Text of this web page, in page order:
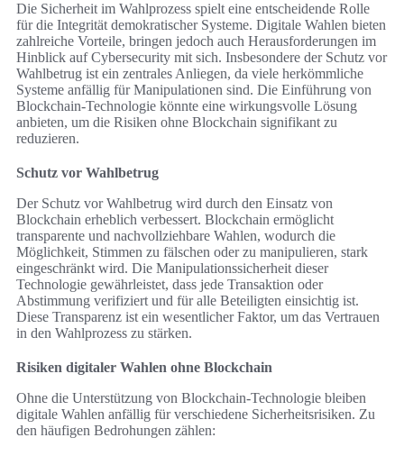
Die Sicherheit im Wahlprozess spielt eine entscheidende Rolle
für die Integrität demokratischer Systeme. Digitale Wahlen bieten
zahlreiche Vorteile, bringen jedoch auch Herausforderungen im
Hinblick auf Cybersecurity mit sich. Insbesondere der Schutz vor
Wahlbetrug ist ein zentrales Anliegen, da viele herkömmliche
Systeme anfällig für Manipulationen sind. Die Einführung von
Blockchain-Technologie könnte eine wirkungsvolle Lösung
anbieten, um die Risiken ohne Blockchain signifikant zu
reduzieren.
Schutz vor Wahlbetrug
Der Schutz vor Wahlbetrug wird durch den Einsatz von
Blockchain erheblich verbessert. Blockchain ermöglicht
transparente und nachvollziehbare Wahlen, wodurch die
Möglichkeit, Stimmen zu fälschen oder zu manipulieren, stark
eingeschränkt wird. Die Manipulationssicherheit dieser
Technologie gewährleistet, dass jede Transaktion oder
Abstimmung verifiziert und für alle Beteiligten einsichtig ist.
Diese Transparenz ist ein wesentlicher Faktor, um das Vertrauen
in den Wahlprozess zu stärken.
Risiken digitaler Wahlen ohne Blockchain
Ohne die Unterstützung von Blockchain-Technologie bleiben
digitale Wahlen anfällig für verschiedene Sicherheitsrisiken. Zu
den häufigen Bedrohungen zählen: